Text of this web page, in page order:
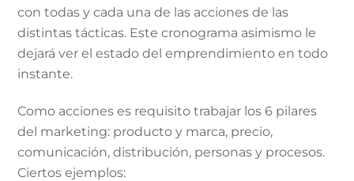
con todas y cada una de las acciones de las
distintas tácticas. Este cronograma asimismo le
dejará ver el estado del emprendimiento en todo
instante.
Como acciones es requisito trabajar los 6 pilares
del marketing: producto y marca, precio,
comunicación, distribución, personas y procesos.
Ciertos ejemplos: